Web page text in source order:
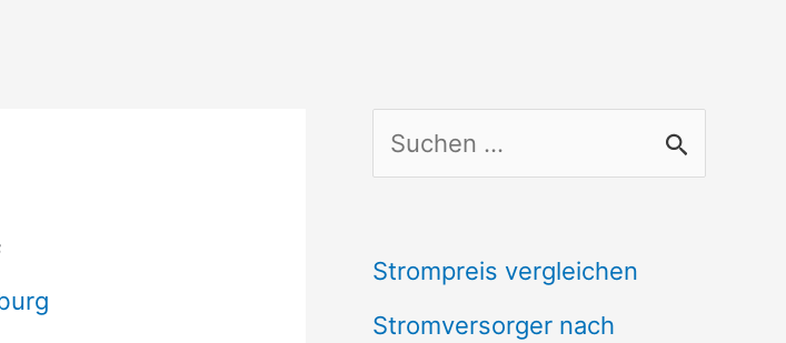
u
h
e
Strompreis vergleichen
Stromversorger nach